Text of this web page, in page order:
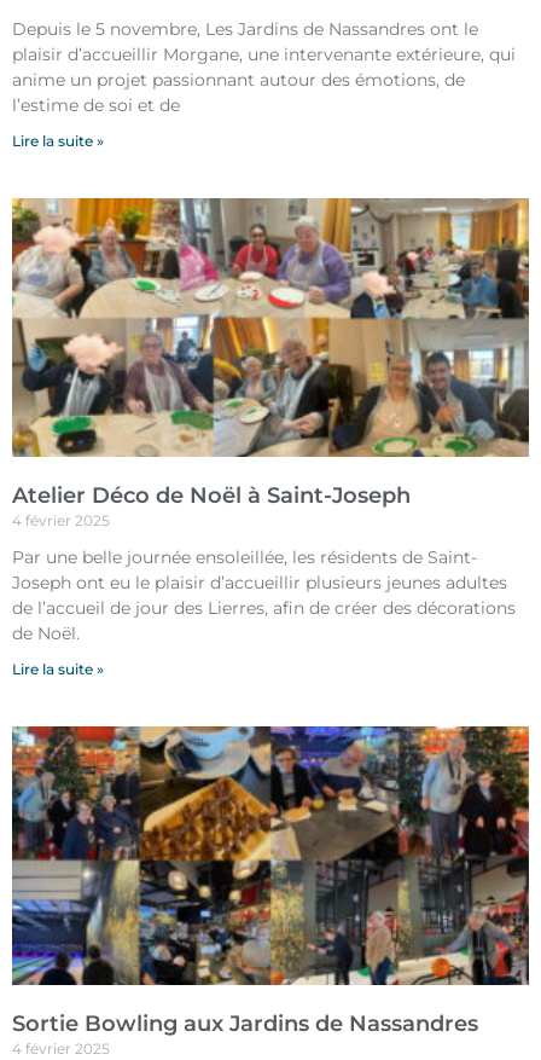
Depuis le 5 novembre, Les Jardins de Nassandres ont le
plaisir d’accueillir Morgane, une intervenante extérieure, qui
anime un projet passionnant autour des émotions, de
l’estime de soi et de
Lire la suite »
Atelier Déco de Noël à Saint-Joseph
4 février 2025
Par une belle journée ensoleillée, les résidents de Saint-
Joseph ont eu le plaisir d’accueillir plusieurs jeunes adultes
de l’accueil de jour des Lierres, afin de créer des décorations
de Noël.
Lire la suite »
Sortie Bowling aux Jardins de Nassandres
4 février 2025